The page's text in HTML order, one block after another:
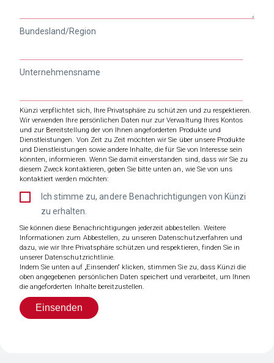
Bundesland/Region
Unternehmensname
Künzi verpflichtet sich, Ihre Privatsphäre zu schützen und zu respektieren.
Wir verwenden Ihre persönlichen Daten nur zur Verwaltung Ihres Kontos
und zur Bereitstellung der von Ihnen angeforderten Produkte und
Dienstleistungen. Von Zeit zu Zeit möchten wir Sie über unsere Produkte
und Dienstleistungen sowie andere Inhalte, die für Sie von Interesse sein
könnten, informieren. Wenn Sie damit einverstanden sind, dass wir Sie zu
diesem Zweck kontaktieren, geben Sie bitte unten an, wie Sie von uns
kontaktiert werden möchten:
Ich stimme zu, andere Benachrichtigungen von Künzi
zu erhalten.
Sie können diese Benachrichtigungen jederzeit abbestellen. Weitere
Informationen zum Abbestellen, zu unseren Datenschutzverfahren und
dazu, wie wir Ihre Privatsphäre schützen und respektieren, finden Sie in
unserer Datenschutzrichtlinie.
Indem Sie unten auf „Einsenden“ klicken, stimmen Sie zu, dass Künzi die
oben angegebenen persönlichen Daten speichert und verarbeitet, um Ihnen
die angeforderten Inhalte bereitzustellen.